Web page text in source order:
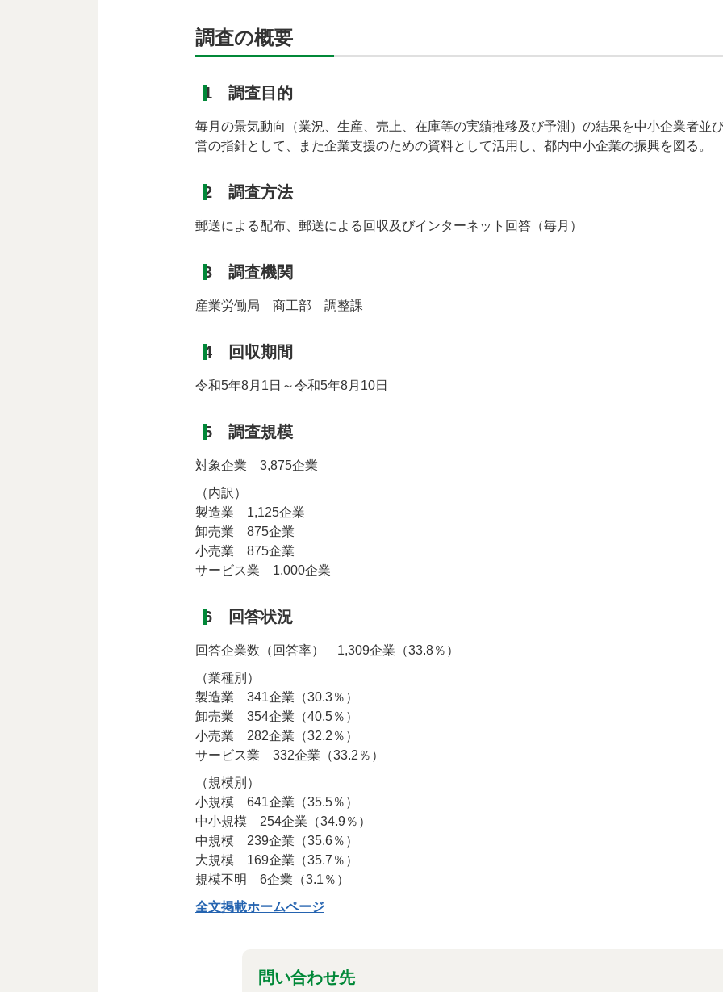
調査の概要
1 調査目的
毎月の景気動向（業況、生産、売上、在庫等の実績推移及び予測）の結果を中小企業者並
営の指針として、また企業支援のための資料として活用し、都内中小企業の振興を図る。
2 調査方法
郵送による配布、郵送による回収及びインターネット回答（毎月）
3 調査機関
産業労働局 商工部 調整課
4 回収期間
令和5年8月1日～令和5年8月10日
5 調査規模
対象企業 3,875企業
（内訳）
製造業 1,125企業
卸売業 875企業
小売業 875企業
サービス業 1,000企業
6 回答状況
回答企業数（回答率） 1,309企業（33.8％）
（業種別）
製造業 341企業（30.3％）
卸売業 354企業（40.5％）
小売業 282企業（32.2％）
サービス業 332企業（33.2％）
（規模別）
小規模 641企業（35.5％）
中小規模 254企業（34.9％）
中規模 239企業（35.6％）
大規模 169企業（35.7％）
規模不明 6企業（3.1％）
全文掲載ホームページ
問い合わせ先